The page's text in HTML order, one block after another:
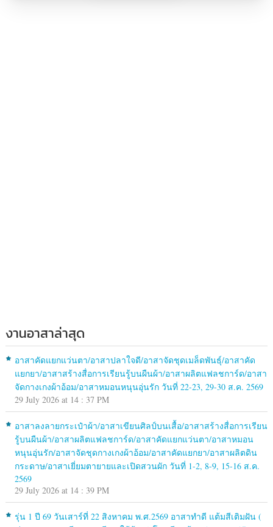
งานอาสาล่าสุด
อาสาคัดแยกแว่นตา/อาสาปลาใจดี/อาสาจัดชุดเมล็ดพันธุ์/อาสาคัด
แยกยา/อาสาสร้างสื่อการเรียนรู้บนผืนผ้า/อาสาผลิตแฟลชการ์ด/อาสา
จัดกางเกงผ้าอ้อม/อาสาหมอนหนุนอุ่นรัก วันที่ 22-23, 29-30 ส.ค. 2569
29 July 2026 at 14 : 37 PM
อาสาลงลายกระเป๋าผ้า/อาสาเขียนศิลป์บนเสื้อ/อาสาสร้างสื่อการเรียน
รู้บนผืนผ้า/อาสาผลิตแฟลชการ์ด/อาสาคัดแยกแว่นตา/อาสาหมอน
หนุนอุ่นรัก/อาสาจัดชุดกางเกงผ้าอ้อม/อาสาคัดแยกยา/อาสาผลิตดิน
กระดาษ/อาสาเยี่ยมตายายและเปิดสวนผัก วันที่ 1-2, 8-9, 15-16 ส.ค.
2569
29 July 2026 at 14 : 39 PM
รุ่น 1 ปี 69 วันเสาร์ที่ 22 สิงหาคม พ.ศ.2569 อาสาทำดี แต้มสีเติมฝัน (